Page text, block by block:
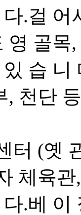
.걸
영 골
습 니
, 천단
터 (옛
체육
.베